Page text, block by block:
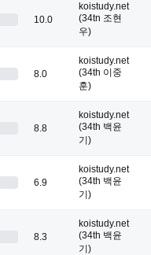
10.0
koistudy.net
(34tn 조현
우)
8.0
koistudy.net
(34th 이중
훈)
8.8
koistudy.net
(34th 백윤
기)
6.9
koistudy.net
(34th 백윤
기)
8.3
koistudy.net
(34th 백윤
기)